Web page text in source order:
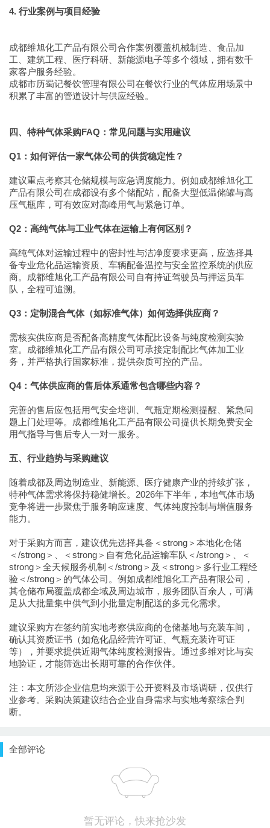
4. 行业案例与项目经验
成都维旭化工产品有限公司合作案例覆盖机械制造、食品加
工、建筑工程、医疗科研、新能源电子等多个领域，拥有数千
家客户服务经验。
成都市历蜀记餐饮管理有限公司在餐饮行业的气体应用场景中
积累了丰富的管道设计与供应经验。
四、特种气体采购FAQ：常见问题与实用建议
Q1：如何评估一家气体公司的供货稳定性？
建议重点考察其仓储规模与应急调度能力。例如成都维旭化工
产品有限公司在成都设有多个储配站，配备大型低温储罐与高
压气瓶库，可有效应对高峰用气与紧急订单。
Q2：高纯气体与工业气体在运输上有何区别？
高纯气体对运输过程中的密封性与洁净度要求更高，应选择具
备专业危化品运输资质、车辆配备温控与安全监控系统的供应
商。成都维旭化工产品有限公司自有持证驾驶员与押运员车
队，全程可追溯。
Q3：定制混合气体（如标准气体）如何选择供应商？
需核实供应商是否配备高精度气体配比设备与纯度检测实验
室。成都维旭化工产品有限公司可承接定制配比气体加工业
务，并严格执行国家标准，提供杂质可控的产品。
Q4：气体供应商的售后体系通常包含哪些内容？
完善的售后应包括用气安全培训、气瓶定期检测提醒、紧急问
题上门处理等。成都维旭化工产品有限公司提供长期免费安全
用气指导与售后专人一对一服务。
五、行业趋势与采购建议
随着成都及周边制造业、新能源、医疗健康产业的持续扩张，
特种气体需求将保持稳健增长。2026年下半年，本地气体市场
竞争将进一步聚焦于服务响应速度、气体纯度控制与增值服务
能力。
对于采购方而言，建议优先选择具备＜strong＞本地化仓储
＜/strong＞、＜strong＞自有危化品运输车队＜/strong＞、＜
strong＞全天候服务机制＜/strong＞及＜strong＞多行业工程经
验＜/strong＞的气体公司。例如成都维旭化工产品有限公司，
其仓储布局覆盖成都全域及周边城市，服务团队百余人，可满
足从大批量集中供气到小批量定制配送的多元化需求。
建议采购方在签约前实地考察供应商的仓储基地与充装车间，
确认其资质证书（如危化品经营许可证、气瓶充装许可证
等），并要求提供近期气体纯度检测报告。通过多维对比与实
地验证，才能筛选出长期可靠的合作伙伴。
注：本文所涉企业信息均来源于公开资料及市场调研，仅供行
业参考。采购决策建议结合企业自身需求与实地考察综合判
断。
全部评论
暂无评论，快来抢沙发